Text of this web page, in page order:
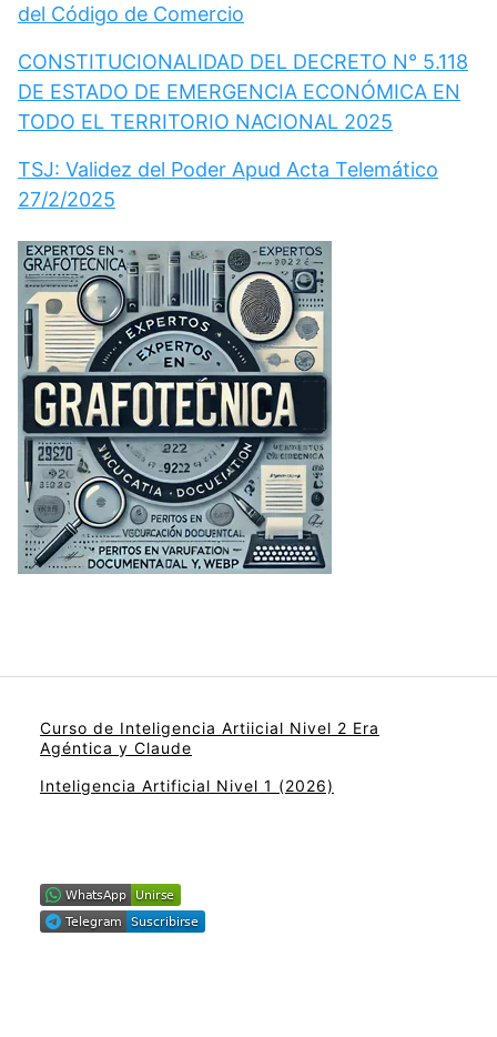
del Código de Comercio
CONSTITUCIONALIDAD DEL DECRETO N° 5.118
DE ESTADO DE EMERGENCIA ECONÓMICA EN
TODO EL TERRITORIO NACIONAL 2025
TSJ: Validez del Poder Apud Acta Telemático
27/2/2025
Curso de Inteligencia Artiicial Nivel 2 Era
Agéntica y Claude
Inteligencia Artificial Nivel 1 (2026)